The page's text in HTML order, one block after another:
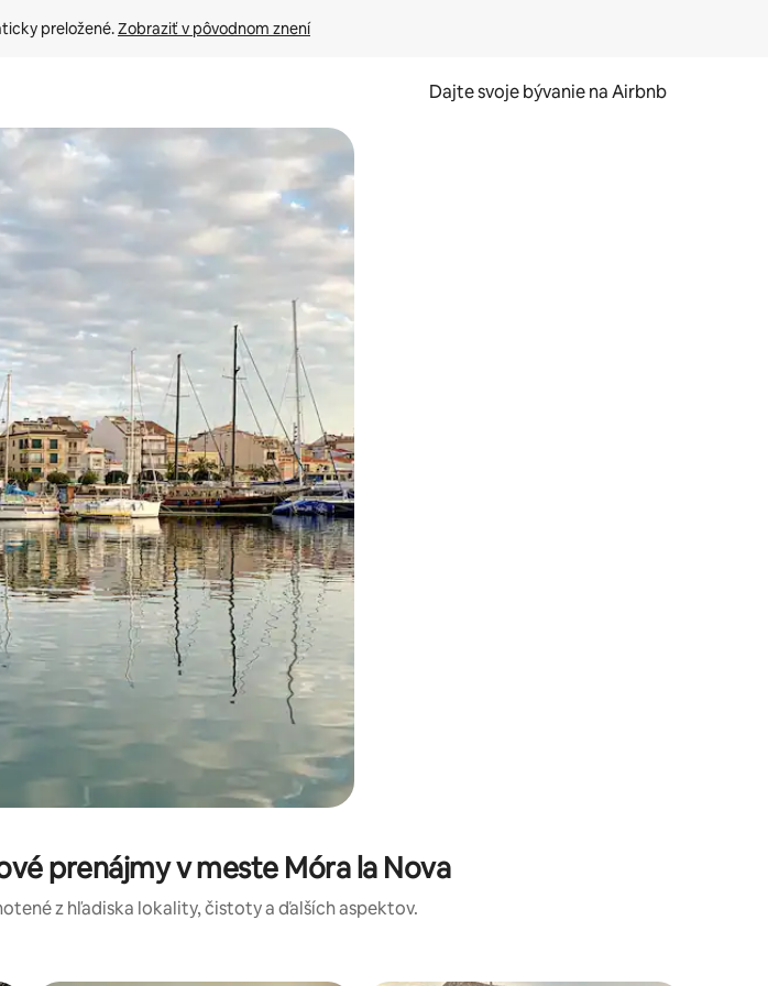
preložené. Zobraziť v pôvodnom znení
Dajte svoje bývanie na Airbnb
nahor a nadol alebo ich preskúmať pomocou dotykových gest či potiahnutia prstom.
prenájmy v meste Móra la Nova
z hľadiska lokality, čistoty a ďalších aspektov.